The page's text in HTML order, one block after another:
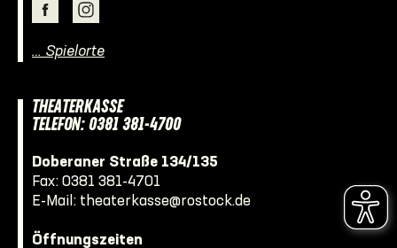
… Spielorte
THEATERKASSE
TELEFON: 0381 381-4700
Doberaner Straße 134/135
Fax: 0381 381-4701
E-Mail: theaterkasse@rostock.de
Öffnungszeiten